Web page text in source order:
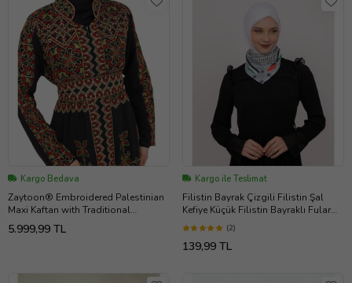
Kargo Bedava
Zaytoon® Embroidered Palestinian
Maxi Kaftan with Traditional
Embroidery (Yeşil)
5.999,99 TL
Kargo ile Teslimat
Filistin Bayrak Çizgili Filistin Şal
Kefiye Küçük Filistin Bayraklı Fular
Saçaksızlı Unisex S100013
(2)
139,99 TL